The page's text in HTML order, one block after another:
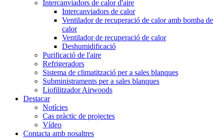
Intercanviadors de calor d'aire
Intercanviadors de calor
Ventilador de recuperació de calor amb bomba de
calor
Ventilador de recuperació de calor
Deshumidificació
Purificació de l'aire
Refrigeradors
Sistema de climatització per a sales blanques
Subministraments per a sales blanques
Liofilitzador Airwoods
Destacar
Notícies
Cas pràctic de projectes
Vídeo
Contacta amb nosaltres